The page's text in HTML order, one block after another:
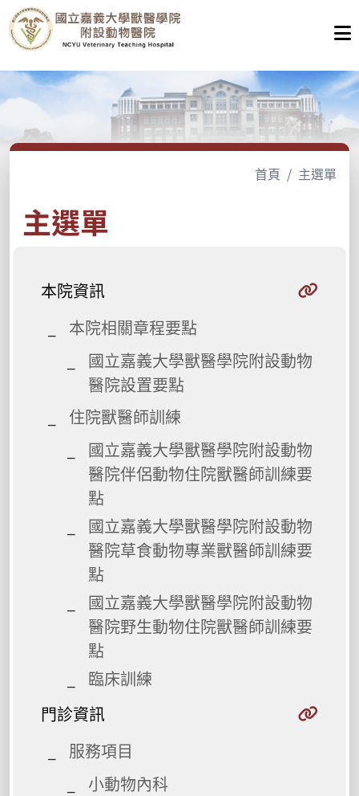
首頁 主選單
主選單
本院資訊
本院相關章程要點
國立嘉義大學獸醫學院附設動物
醫院設置要點
住院獸醫師訓練
國立嘉義大學獸醫學院附設動物
醫院伴侶動物住院獸醫師訓練要
點
國立嘉義大學獸醫學院附設動物
醫院草食動物專業獸醫師訓練要
點
國立嘉義大學獸醫學院附設動物
醫院野生動物住院獸醫師訓練要
點
臨床訓練
門診資訊
服務項目
小動物內科